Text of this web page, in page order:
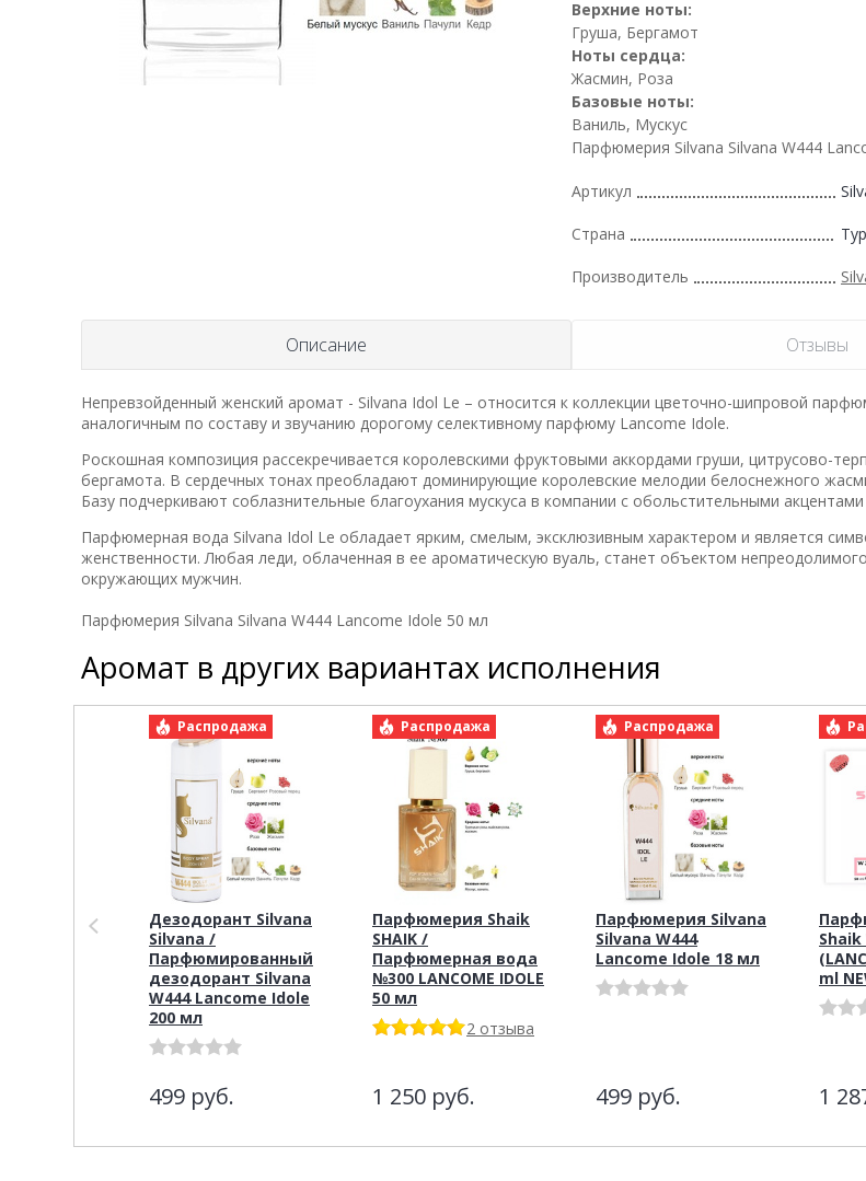
Верхние ноты:
Груша, Бергамот
Ноты сердца:
Жасмин, Роза
Базовые ноты:
Ваниль, Мускус
Парфюмерия Silvana Silvana W444
Артикул
Страна
Производитель
Описание Отзывы
Непревзойденный женский аромат - Silvana Idol Le – относится к коллекции цветочно-шипровой
аналогичным по составу и звучанию дорогому селективному парфюму Lancome Idole.
Роскошная композиция рассекречивается королевскими фруктовыми аккордами груши, цитрусово-
бергамота. В сердечных тонах преобладают доминирующие королевские мелодии белоснежного
Базу подчеркивают соблазнительные благоухания мускуса в компании с обольстительными
Парфюмерная вода Silvana Idol Le обладает ярким, смелым, эксклюзивным характером и является
женственности. Любая леди, облаченная в ее ароматическую вуаль, станет объектом
окружающих мужчин.
Парфюмерия Silvana Silvana W444 Lancome Idole 50 мл
Аромат в других вариантах исполнения
Распродажа
Дезодорант Silvana
Silvana /
Парфюмированный
дезодорант Silvana
W444 Lancome Idole
200 мл
499 руб.
Распродажа
Парфюмерия Shaik
SHAIK /
Парфюмерная вода
№300 LANCOME IDOLE
50 мл
2 отзыва
1 250 руб.
Распродажа
Парфюмерия Silvana
Silvana W444
Lancome Idole 18 мл
499 руб.
Shaik
ml
1